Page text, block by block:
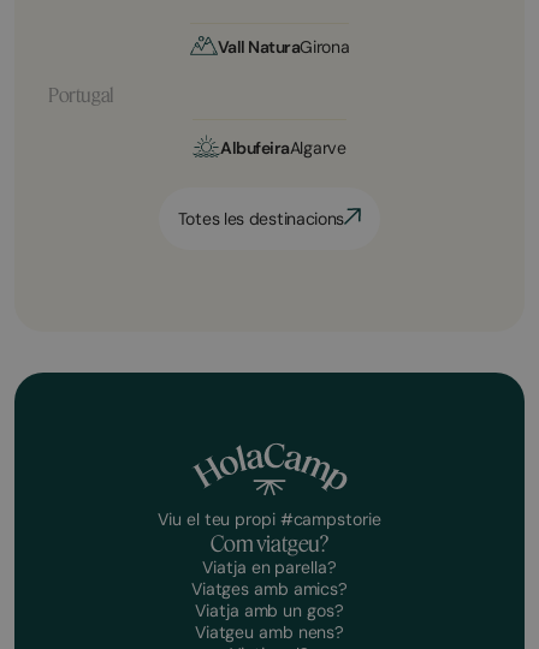
Vall NaturaGirona
Portugal
AlbufeiraAlgarve
Totes les destinacions
Viu el teu propi #campstorie
Com viatgeu?
Viatja en parella?
Viatges amb amics?
Viatja amb un gos?
Viatgeu amb nens?